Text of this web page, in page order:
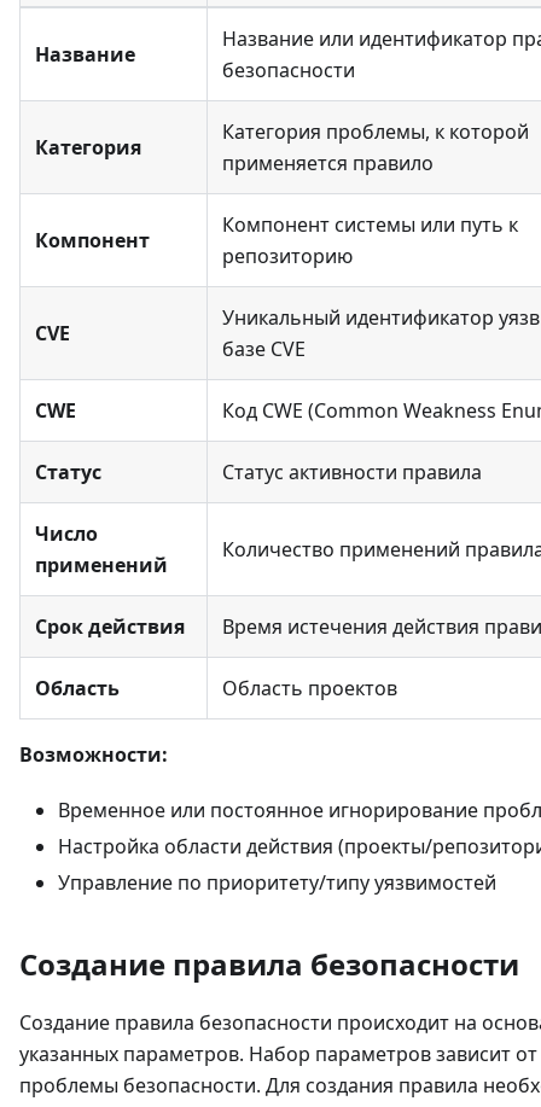
Название
Название или идентификатор
безопасности
Категория
Категория проблемы, к которой
применяется правило
Компонент
Компонент системы или путь к
репозиторию
CVE
Уникальный идентификатор
базе CVE
CWE Код CWE (Common Weakness
Статус Статус активности правила
Число
применений
Количество применений
Срок действия Время истечения действия
Область Область проектов
Возможности:
Временное или постоянное игнорирование
Настройка области действия (проекты/
Управление по приоритету/типу уязвимостей
Создание правила безопасности
Создание правила безопасности происходит на
указанных параметров. Набор параметров зависит
проблемы безопасности. Для создания правила